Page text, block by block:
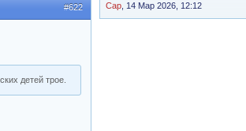
Cap , 14 Мар 2026, 12:12
#622
детей трое.